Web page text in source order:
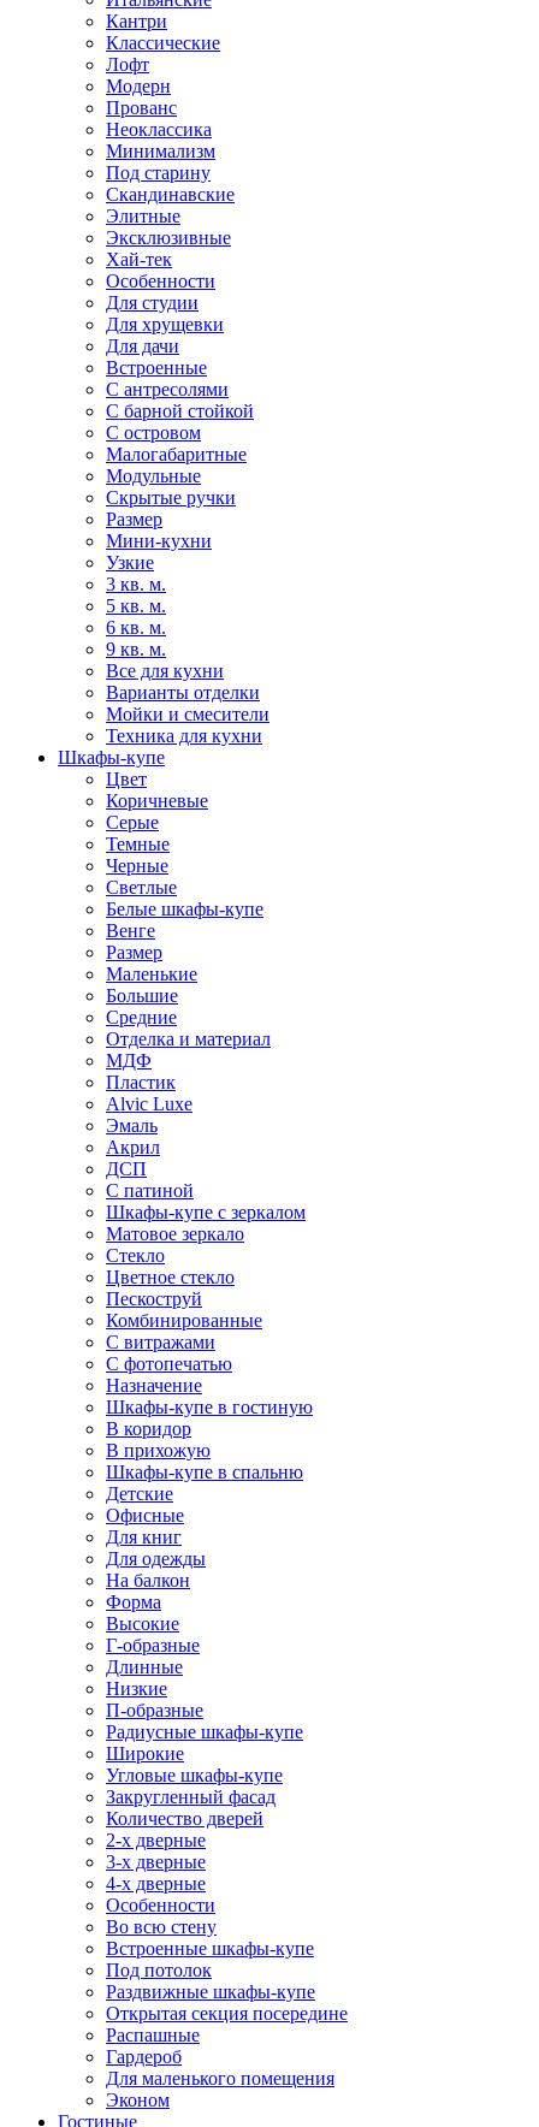
Кантри
Классические
Лофт
Модерн
Прованс
Неоклассика
Минимализм
Под старину
Скандинавские
Элитные
Эксклюзивные
Хай-тек
Особенности
Для студии
Для хрущевки
Для дачи
Встроенные
С антресолями
С барной стойкой
С островом
Малогабаритные
Модульные
Скрытые ручки
Размер
Мини-кухни
Узкие
3 кв. м.
5 кв. м.
6 кв. м.
9 кв. м.
Все для кухни
Варианты отделки
Мойки и смесители
Техника для кухни
Шкафы-купе
Цвет
Коричневые
Серые
Темные
Черные
Светлые
Белые шкафы-купе
Венге
Размер
Маленькие
Большие
Средние
Отделка и материал
МДФ
Пластик
Alvic Luxe
Эмаль
Акрил
ДСП
С патиной
Шкафы-купе с зеркалом
Матовое зеркало
Стекло
Цветное стекло
Пескоструй
Комбинированные
С витражами
С фотопечатью
Назначение
Шкафы-купе в гостиную
В коридор
В прихожую
Шкафы-купе в спальню
Детские
Офисные
Для книг
Для одежды
На балкон
Форма
Высокие
Г-образные
Длинные
Низкие
П-образные
Радиусные шкафы-купе
Широкие
Угловые шкафы-купе
Закругленный фасад
Количество дверей
2-х дверные
3-х дверные
4-х дверные
Особенности
Во всю стену
Встроенные шкафы-купе
Под потолок
Раздвижные шкафы-купе
Открытая секция посередине
Распашные
Гардероб
Для маленького помещения
Эконом
Гостиные